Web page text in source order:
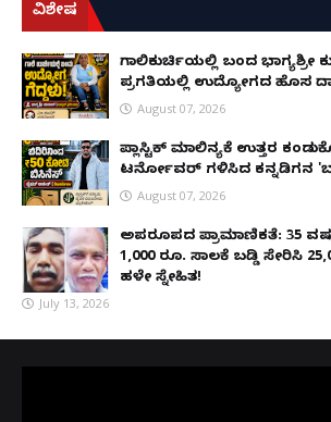
ವಿಶೇಷ
ಗಾಲಿಕುರ್ಚಿಯಲ್ಲಿ ಬಂದ ಭಾಗ್ಯಶ್ರೀ
ಪ್ರಗತಿಯಲ್ಲಿ ಉದ್ಯೋಗದ ಹೊಸ
August 07, 2026
ಪ್ಲಾಸ್ಟಿಕ್ ಮಾಲಿನ್ಯಕ್ಕೆ ಉತ್ತರ
ಟರ್ನೋವರ್ ಗಳಿಸಿದ ಕನ್ನಡಿಗನ
August 07, 2026
ಅಪರೂಪದ ಪ್ರಾಮಾಣಿಕತೆ: 35
1,000 ರೂ. ಸಾಲಕ್ಕೆ ಬಡ್ಡಿ ಸೇರಿಸಿ
ಹಳೇ ಸ್ನೇಹಿತ!
July 13, 2026